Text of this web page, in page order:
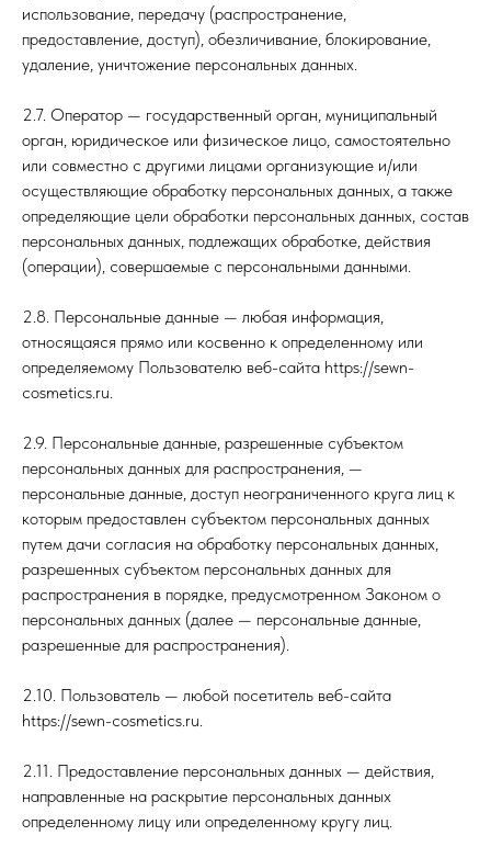
использование, передачу (распространение,
предоставление, доступ), обезличивание, блокирование,
удаление, уничтожение персональных данных.
2.7. Оператор — государственный орган, муниципальный
орган, юридическое или физическое лицо, самостоятельно
или совместно с другими лицами организующие и/или
осуществляющие обработку персональных данных, а также
определяющие цели обработки персональных данных, состав
персональных данных, подлежащих обработке, действия
(операции), совершаемые с персональными данными.
2.8. Персональные данные — любая информация,
относящаяся прямо или косвенно к определенному или
определяемому Пользователю веб-сайта https://sewn-
cosmetics.ru.
2.9. Персональные данные, разрешенные субъектом
персональных данных для распространения, —
персональные данные, доступ неограниченного круга лиц к
которым предоставлен субъектом персональных данных
путем дачи согласия на обработку персональных данных,
разрешенных субъектом персональных данных для
распространения в порядке, предусмотренном Законом о
персональных данных (далее — персональные данные,
разрешенные для распространения).
2.10. Пользователь — любой посетитель веб-сайта
https://sewn-cosmetics.ru.
2.11. Предоставление персональных данных — действия,
направленные на раскрытие персональных данных
определенному лицу или определенному кругу лиц.